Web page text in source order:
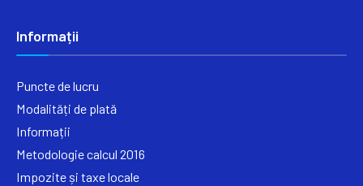
Informații
Puncte de lucru
Modalități de plată
Informații
Metodologie calcul 2016
Impozite și taxe locale